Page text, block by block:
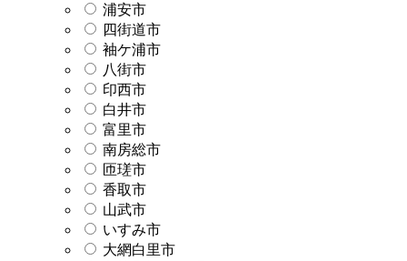
浦安市
四街道市
袖ケ浦市
八街市
印西市
白井市
富里市
南房総市
匝瑳市
香取市
山武市
いすみ市
大網白里市